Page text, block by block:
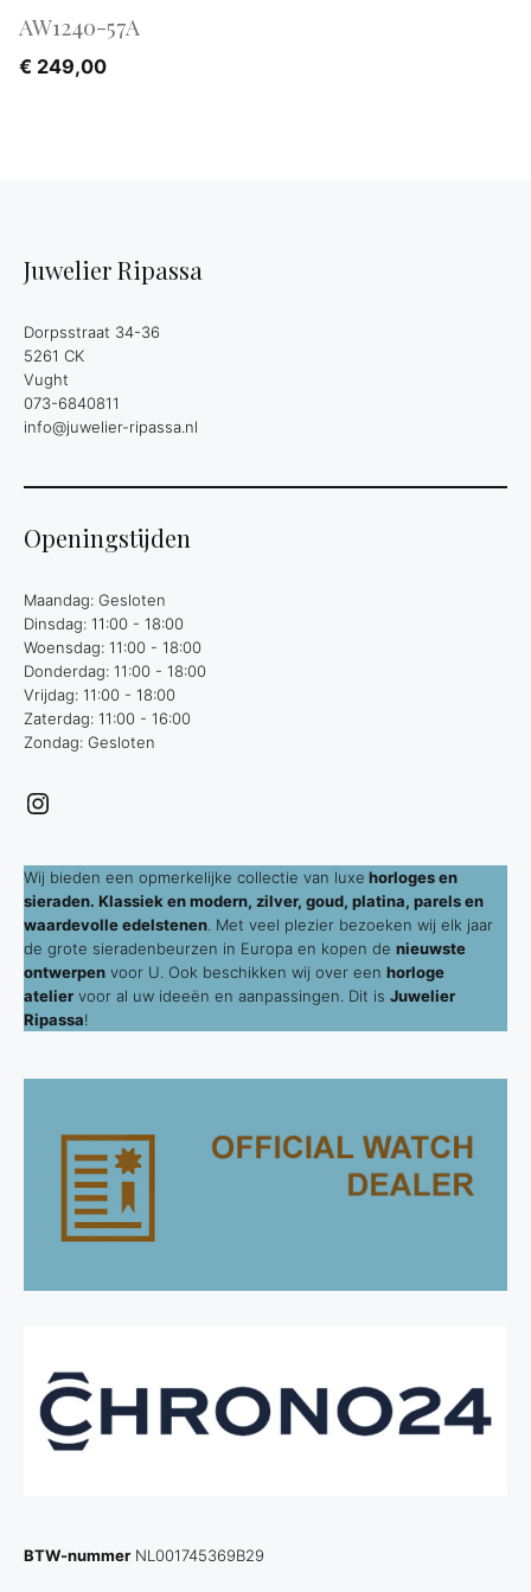
AW1240-57A
€ 249,00
Juwelier Ripassa
Dorpsstraat 34-36
5261 CK
Vught
073-6840811
info@juwelier-ripassa.nl
Openingstijden
Maandag: Gesloten
Dinsdag: 11:00 - 18:00
Woensdag: 11:00 - 18:00
Donderdag: 11:00 - 18:00
Vrijdag: 11:00 - 18:00
Zaterdag: 11:00 - 16:00
Zondag: Gesloten
Instagram
Wij bieden een opmerkelijke collectie van luxe horloges en
sieraden. Klassiek en modern, zilver, goud, platina, parels en
waardevolle edelstenen . Met veel plezier bezoeken wij elk jaar
de grote sieradenbeurzen in Europa en kopen de nieuwste
ontwerpen voor U. Ook beschikken wij over een horloge
atelier voor al uw ideeën en aanpassingen. Dit is Juwelier
Ripassa!
BTW-nummer NL001745369B29